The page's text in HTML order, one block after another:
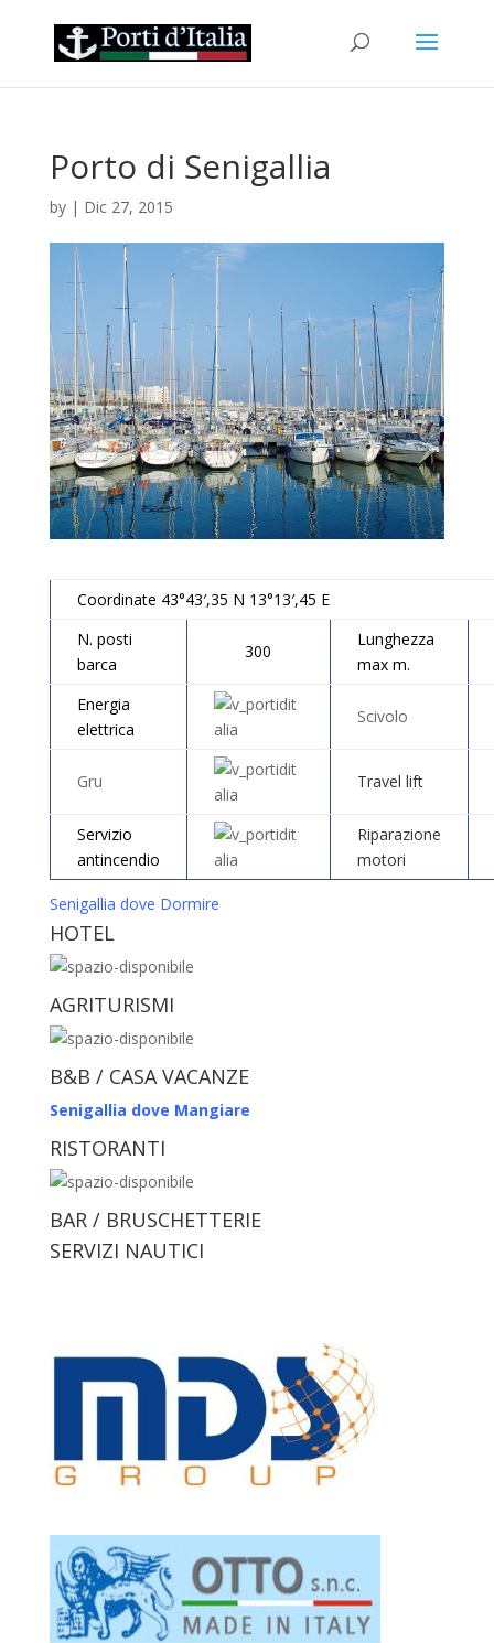
Porto di Senigallia
by | Dic 27, 2015
Coordinate 43°43′,35 N 13°13′,45 E
N. posti
barca
300
Lunghezza
max m.
Energia
elettrica
Scivolo
Gru Travel lift
Servizio
antincendio
Riparazione
motori
Senigallia dove Dormire
HOTEL
AGRITURISMI
B&B / CASA VACANZE
Senigallia dove Mangiare
RISTORANTI
BAR / BRUSCHETTERIE
SERVIZI NAUTICI